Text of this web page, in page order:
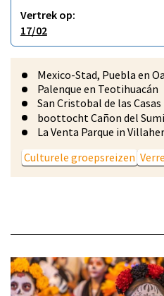
Vertrek op:
17/02
Mexico-Stad, Puebla en
Palenque en Teotihuacán
San Cristobal de las Casas
boottocht Cañon del
La Venta Parque in
Culturele groepsreizen